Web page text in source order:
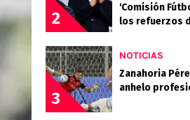
2
'Comisión
los refuerzos
3
NOTICIAS
Zanahoria
anhelo